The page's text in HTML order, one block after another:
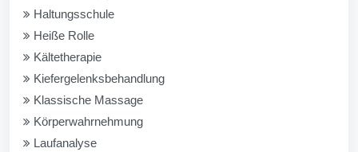
Haltungsschule
Heiße Rolle
Kältetherapie
Kiefergelenksbehandlung
Klassische Massage
Körperwahrnehmung
Laufanalyse